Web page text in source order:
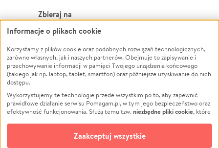
Zbieraj na
Leczenie
Zwierzęta
Pożar
Ukraina
Pomoc Finansowa
Projekty
Pogrzeb
Społeczność lokalna
Powódź
Wichura
NGO
Edukacja
Podróż
Impreza
Ochrona środowiska
Informacje o plikach cookie
Korzystamy z plików cookie oraz podobnych rozwiązań technologicznych,
zarówno własnych, jak i naszych partnerów. Obejmuje to zapisywanie i
przechowywanie informacji w pamięci Twojego urządzenia końcowego
(takiego jak np. laptop, tablet, smartfon) oraz późniejsze uzyskiwanie do nich
dostępu.
Wykorzystujemy te technologie przede wszystkim po to, aby zapewnić
prawidłowe działanie serwisu Pomagam.pl, w tym jego bezpieczeństwo oraz
efektywność funkcjonowania. Służą temu tzw.niezbędne pliki cookie, które
opcjonalnych plików cookie
technologii do celów analitycznych i retargetingowych. Możesz wyrazić
Zaakceptuj wszystkie